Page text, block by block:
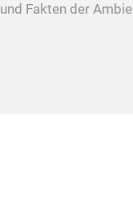
und Fakten der